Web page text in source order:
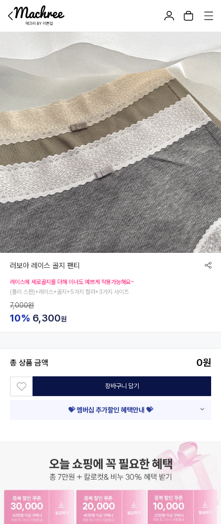
러보아 레이스 골지 팬티
레이스에 세로골지를 더해 이너도 예쁘게 착용가능해요~
(폴리 스판)+레이스+골지+5가지 컬러+3가지 사이즈
7,000원
10% 6,300원
총 상품 금액 0원
장바구니 담기
💝 멤버십 추가할인 혜택안내 💝